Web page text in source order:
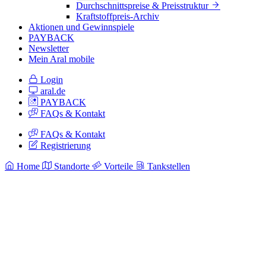
Durchschnittspreise & Preisstruktur
Kraftstoffpreis-Archiv
Aktionen und Gewinnspiele
PAYBACK
Newsletter
Mein Aral mobile
Login
aral.de
PAYBACK
FAQs & Kontakt
FAQs & Kontakt
Registrierung
Home Standorte Vorteile Tankstellen